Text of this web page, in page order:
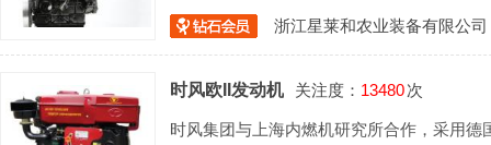
浙江星莱和农业装备有限公司
时风欧II发动机 关注度： 13480次
时风集团与上海内燃机研究所合作，采用